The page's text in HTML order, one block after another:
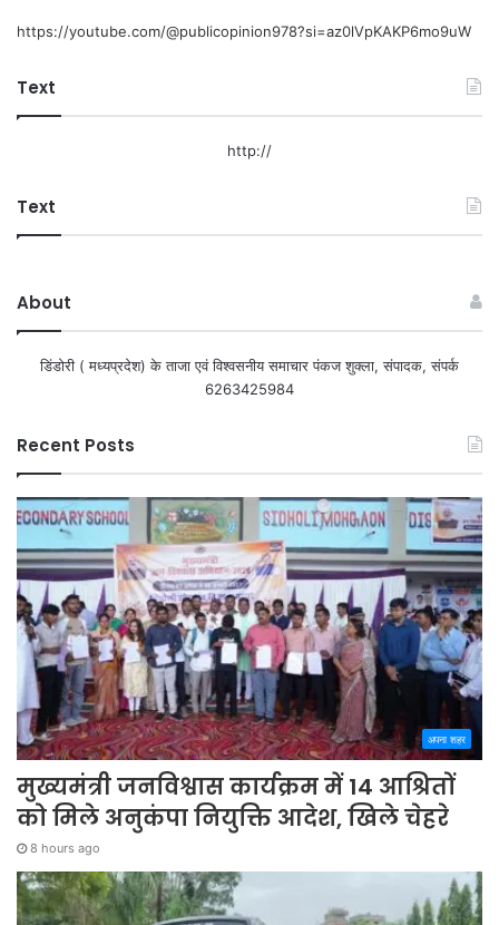
https://youtube.com/@publicopinion978?si=az0lVpKAKP6mo9uW
Text
http://
Text
About
डिंडोरी ( मध्यप्रदेश) के ताजा एवं विश्वसनीय समाचार पंकज शुक्ला, संपादक, संपर्क
6263425984
Recent Posts
अपना शहर
मुख्यमंत्री जनविश्वास कार्यक्रम में 14 आश्रितों
को मिले अनुकंपा नियुक्ति आदेश, खिले चेहरे
8 hours ago